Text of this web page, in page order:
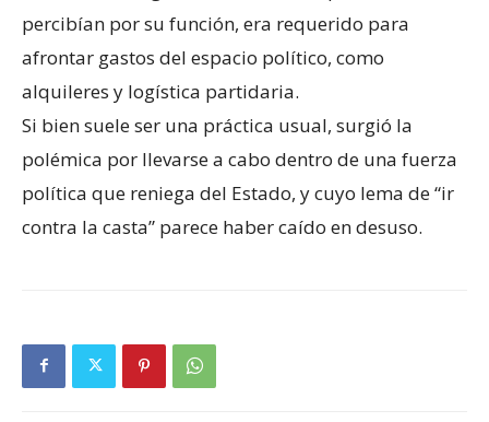
percibían por su función, era requerido para
afrontar gastos del espacio político, como
alquileres y logística partidaria.
Si bien suele ser una práctica usual, surgió la
polémica por llevarse a cabo dentro de una fuerza
política que reniega del Estado, y cuyo lema de “ir
contra la casta” parece haber caído en desuso.